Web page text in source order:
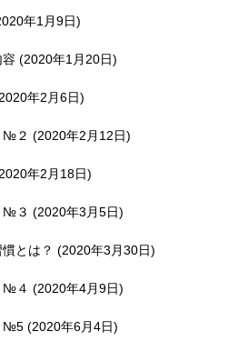
年1月9日)
(2020年1月20日)
年2月6日)
２ (2020年2月12日)
年2月18日)
３ (2020年3月5日)
とは？ (2020年3月30日)
４ (2020年4月9日)
(2020年6月4日)